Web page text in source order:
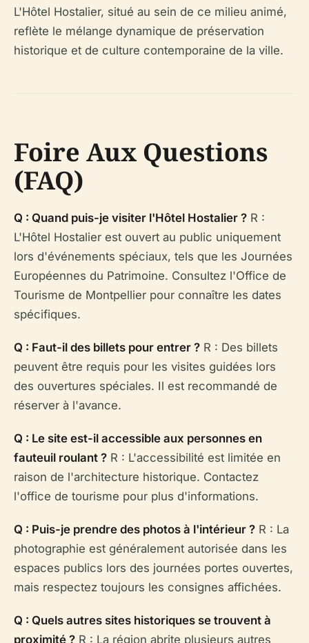
L'Hôtel Hostalier, situé au sein de ce milieu animé,
reflète le mélange dynamique de préservation
historique et de culture contemporaine de la ville.
Foire Aux Questions
(FAQ)
Q : Quand puis-je visiter l'Hôtel Hostalier ? R :
L'Hôtel Hostalier est ouvert au public uniquement
lors d'événements spéciaux, tels que les Journées
Européennes du Patrimoine. Consultez l'Office de
Tourisme de Montpellier pour connaître les dates
spécifiques.
Q : Faut-il des billets pour entrer ? R : Des billets
peuvent être requis pour les visites guidées lors
des ouvertures spéciales. Il est recommandé de
réserver à l'avance.
Q : Le site est-il accessible aux personnes en
fauteuil roulant ? R : L'accessibilité est limitée en
raison de l'architecture historique. Contactez
l'office de tourisme pour plus d'informations.
Q : Puis-je prendre des photos à l'intérieur ? R : La
photographie est généralement autorisée dans les
espaces publics lors des journées portes ouvertes,
mais respectez toujours les consignes affichées.
Q : Quels autres sites historiques se trouvent à
proximité ? R : La région abrite plusieurs autres